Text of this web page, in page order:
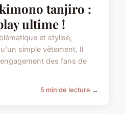
tanjiro :
ultime !
et stylisé,
simple vêtement. Il
des fans de
5 min de lecture →